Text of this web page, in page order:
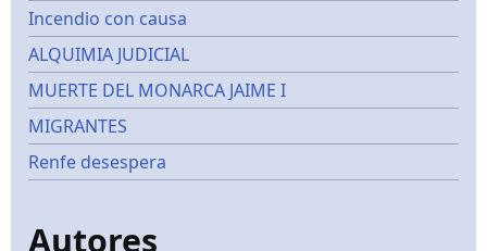
Incendio con causa
ALQUIMIA JUDICIAL
MUERTE DEL MONARCA JAIME I
MIGRANTES
Renfe desespera
Autores